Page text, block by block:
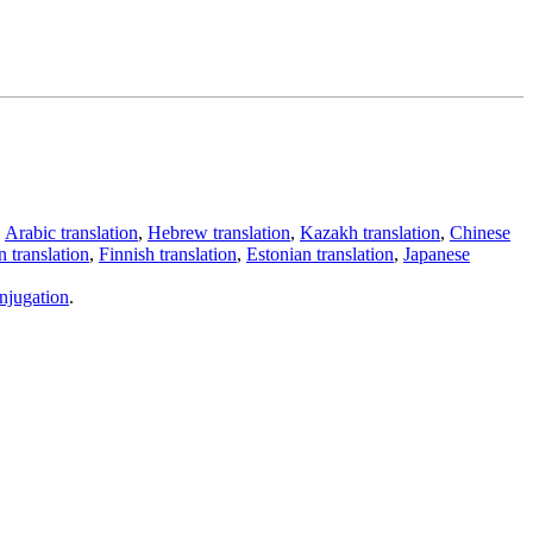
Arabic translation, Hebrew translation, Kazakh translation, Chinese
translation, Finnish translation, Estonian translation, Japanese
.